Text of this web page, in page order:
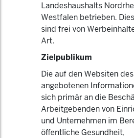
Landeshaushalts
Westfalen betrieben.
sind frei von
Art.
Zielpublikum
Die auf den Websiten
angebotenen
sich primär an die
Arbeitgebenden von
und Unternehmen im
öffentliche Gesundheit,